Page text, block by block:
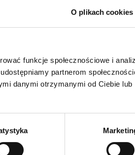
O plikach cookies
funkcje społecznościowe i
partnerom
danymi otrzymanymi od Ciebie lub